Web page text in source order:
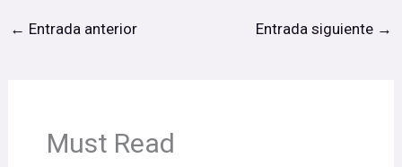
← Entrada anterior Entrada siguiente →
Must Read